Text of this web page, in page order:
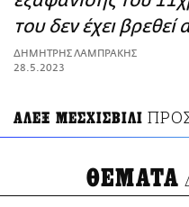
ΑΜΠΑ
PRINT
του δεν έχει βρεθεί
ΔΗΜΗΤΡΗΣ ΛΑΜΠΡΑΚΗΣ
28.5.2023
ΑΛΕΞ ΜΕΣΧΙΣΒΙΛΙ
ΘΕΜΑΤΑ